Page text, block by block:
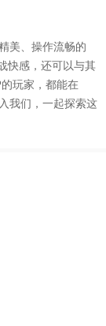
美、操作流畅的
快感，还可以与其
玩家，都能在
我们，一起探索这